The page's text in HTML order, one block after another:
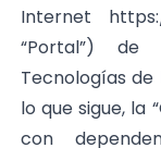
Internet
“Portal”) de
Tecnologías
lo que sigue, la
con